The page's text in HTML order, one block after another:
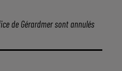
de Gérardmer sont annulés